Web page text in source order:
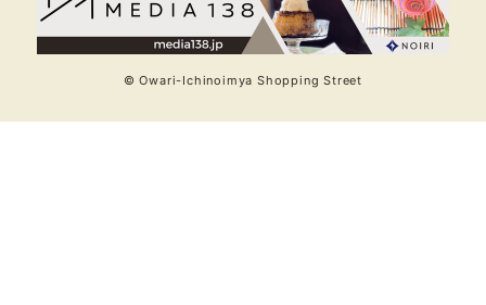
© Owari-Ichinoimya Shopping Street